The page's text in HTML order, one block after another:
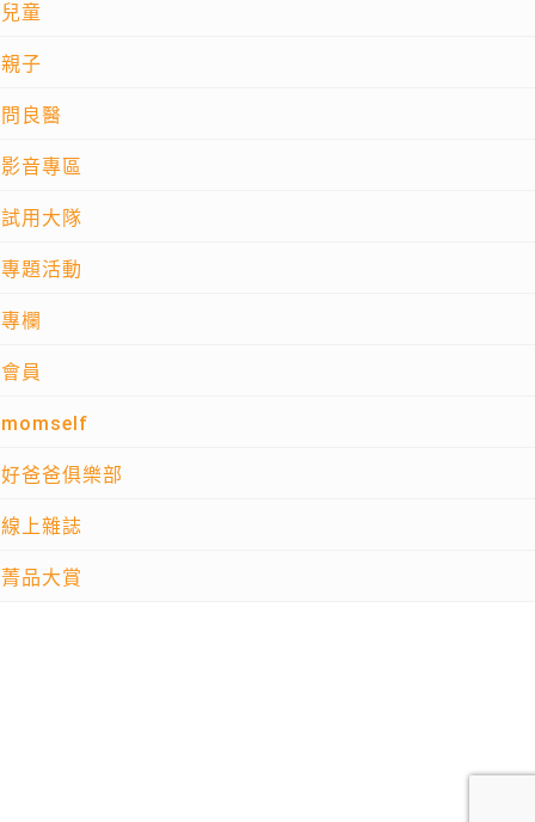
兒童
親子
問良醫
影音專區
試用大隊
專題活動
專欄
會員
momself
好爸爸俱樂部
線上雜誌
菁品大賞